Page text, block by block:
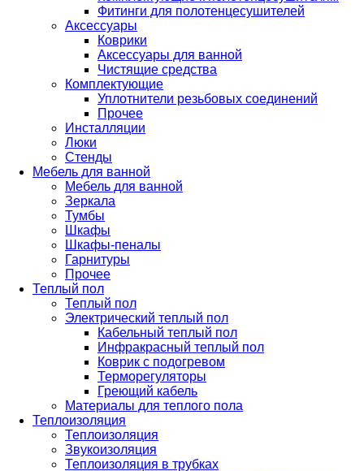
Фитинги для полотенцесушителей
Аксессуары
Коврики
Аксессуары для ванной
Чистящие средства
Комплектующие
Уплотнители резьбовых соединений
Прочее
Инсталляции
Люки
Стенды
Мебель для ванной
Мебель для ванной
Зеркала
Тумбы
Шкафы
Шкафы-пеналы
Гарнитуры
Прочее
Теплый пол
Теплый пол
Электрический теплый пол
Кабельный теплый пол
Инфракрасный теплый пол
Коврик с подогревом
Терморегуляторы
Греющий кабель
Материалы для теплого пола
Теплоизоляция
Теплоизоляция
Звукоизоляция
Теплоизоляция в трубках